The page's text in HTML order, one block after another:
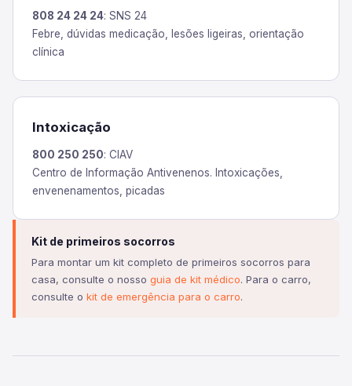
808 24 24 24: SNS 24
Febre, dúvidas medicação, lesões ligeiras, orientação
clínica
Intoxicação
800 250 250: CIAV
Centro de Informação Antivenenos. Intoxicações,
envenenamentos, picadas
Kit de primeiros socorros
Para montar um kit completo de primeiros socorros para
casa, consulte o nosso guia de kit médico. Para o carro,
consulte o kit de emergência para o carro.